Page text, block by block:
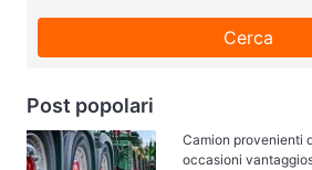
Cerca
Post popolari
Camion provenienti
occasioni